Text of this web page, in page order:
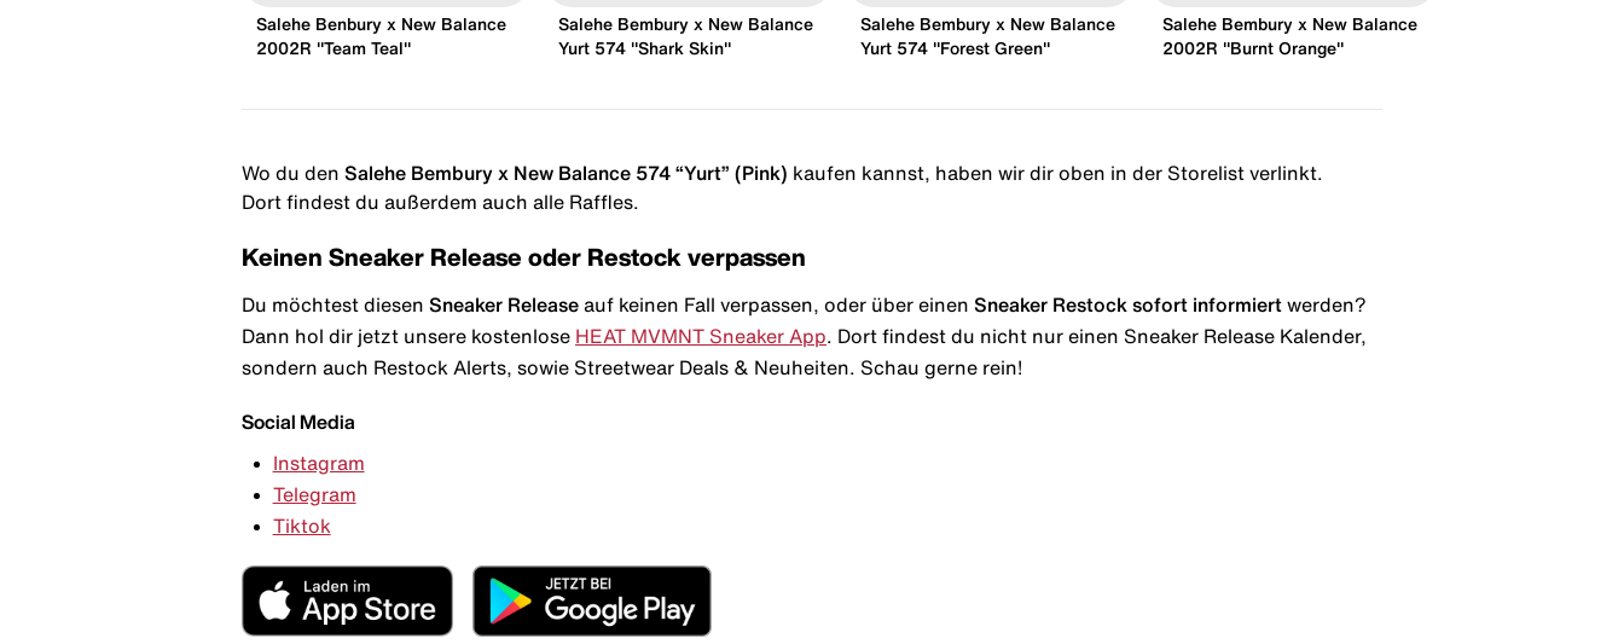
Salehe Benbury x New Balance
2002R "Team Teal"
Salehe Bembury x New Balance
Yurt 574 "Shark Skin"
Salehe Bembury x New Balance
Yurt 574 "Forest Green"
Salehe Bembury x New Balance
2002R "Burnt Orange"
Wo du den Salehe Bembury x New Balance 574 “Yurt” (Pink) kaufen kannst, haben wir dir oben in der Storelist verlinkt.
Dort findest du außerdem auch alle Raffles.
Keinen Sneaker Release oder Restock verpassen
Du möchtest diesen Sneaker Release auf keinen Fall verpassen, oder über einen Sneaker Restock sofort informiert werden?
Dann hol dir jetzt unsere kostenlose HEAT MVMNT Sneaker App . Dort findest du nicht nur einen Sneaker Release Kalender,
sondern auch Restock Alerts, sowie Streetwear Deals & Neuheiten. Schau gerne rein!
Social Media
Instagram
Telegram
Tiktok